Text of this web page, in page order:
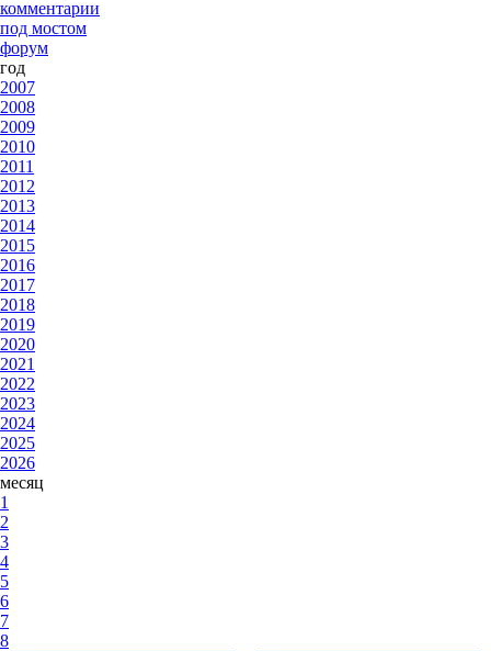
комментарии
под мостом
форум
год
2007
2008
2009
2010
2011
2012
2013
2014
2015
2016
2017
2018
2019
2020
2021
2022
2023
2024
2025
2026
месяц
1
2
3
4
5
6
7
8